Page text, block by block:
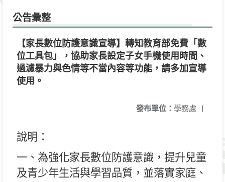
公告彙整
【家長數位防護意識宣導】轉知教育部免費「數
位工具包」，協助家長設定子女手機使用時間、
過濾暴力與色情等不當內容等功能，請多加宣導
使用。
發布單位： 學務處 |
說明：
一、為強化家長數位防護意識，提升兒童
及青少年生活與學習品質，並落實家庭、